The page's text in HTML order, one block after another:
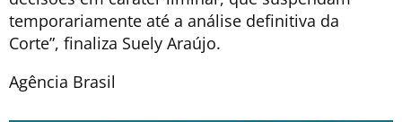
temporariamente até a análise definitiva da
Corte”, finaliza Suely Araújo.
Agência Brasil